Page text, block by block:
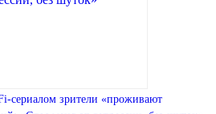
сериалом зрители «проживают